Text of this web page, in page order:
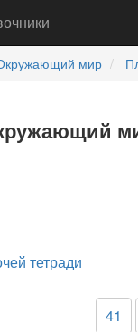
мир
тетради
41